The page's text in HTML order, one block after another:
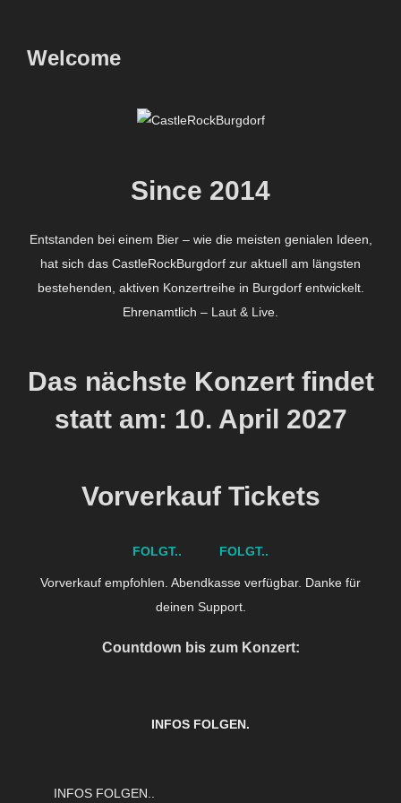
Welcome
Since 2014
Entstanden bei einem Bier – wie die meisten genialen Ideen,
hat sich das CastleRockBurgdorf zur aktuell am längsten
bestehenden, aktiven Konzertreihe in Burgdorf entwickelt.
Ehrenamtlich – Laut & Live.
Das nächste Konzert findet
statt am: 10. April 2027
Vorverkauf Tickets
FOLGT.. FOLGT..
Vorverkauf empfohlen. Abendkasse verfügbar. Danke für
deinen Support.
Countdown bis zum Konzert:
INFOS FOLGEN.
INFOS FOLGEN..